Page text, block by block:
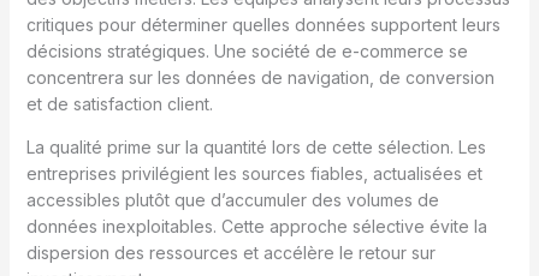
critiques pour déterminer quelles données supportent leurs
décisions stratégiques. Une société de e-commerce se
concentrera sur les données de navigation, de conversion
et de satisfaction client.
La qualité prime sur la quantité lors de cette sélection. Les
entreprises privilégient les sources fiables, actualisées et
accessibles plutôt que d’accumuler des volumes de
données inexploitables. Cette approche sélective évite la
dispersion des ressources et accélère le retour sur